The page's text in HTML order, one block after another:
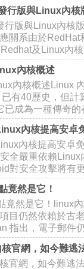
行版與Linux內核
行版與Linux內核
關系由於
及Linux內
內核概述
內核概述Linux
有40歷史，但
已成為一種傳奇
內核提高安卓
內核提高安卓
全嚴重依賴
對安全攻擊將有
竟然是它！
竟然是它！linux
目仍然依賴於古
指出，電子郵件
官網，如今難逃
官網，如今難逃